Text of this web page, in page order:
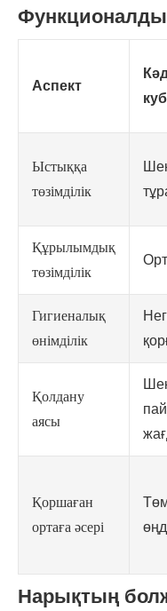
Аспект
Ыстыққа
төзімділік
Құрылымдық
төзімділік
Гигиеналық
өнімділік
Қолдану
аясы
Қоршаған
ортаға әсері
Нарықтың